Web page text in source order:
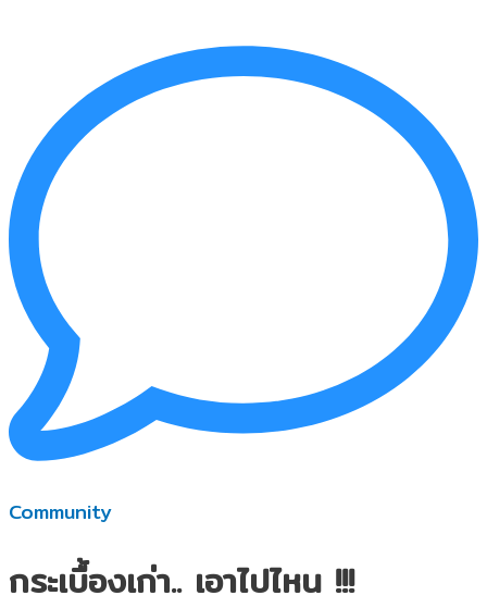
Community
กระเบื้องเก่า.. เอาไปไหน !!!